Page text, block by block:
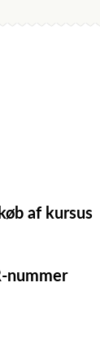
af kursus
nummer